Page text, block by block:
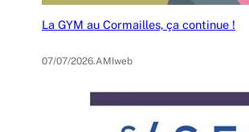
La GYM au Cormailles, ça continue !
07/07/2026.AMIweb